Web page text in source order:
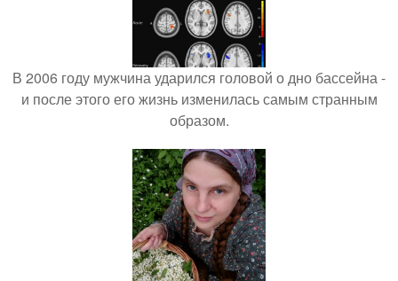
В 2006 году мужчина ударился головой о дно бассейна -
и после этого его жизнь изменилась самым странным
образом.